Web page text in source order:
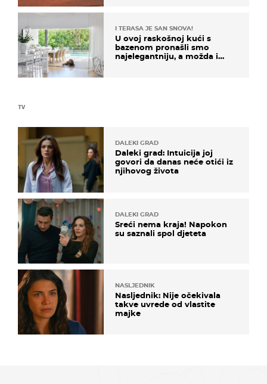
TV
DALEKI GRAD
Daleki grad: Intuicija joj
govori da danas neće otići iz
njihovog života
DALEKI GRAD
Sreći nema kraja! Napokon
su saznali spol djeteta
NASLJEDNIK
Nasljednik: Nije očekivala
takve uvrede od vlastite
majke
I TERASA JE SAN SNOVA!
U ovoj raskošnoj kući s
bazenom pronašli smo
najelegantniju, a možda i